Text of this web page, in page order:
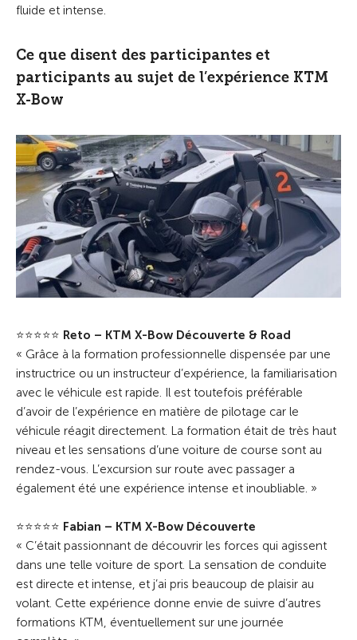
fluide et intense.
Ce que disent des participantes et
participants au sujet de l’expérience KTM
X-Bow
⭐⭐⭐⭐⭐ Reto – KTM X-Bow Découverte & Road
« Grâce à la formation professionnelle dispensée par une
instructrice ou un instructeur d’expérience, la familiarisation
avec le véhicule est rapide. Il est toutefois préférable
d’avoir de l’expérience en matière de pilotage car le
véhicule réagit directement. La formation était de très haut
niveau et les sensations d’une voiture de course sont au
rendez-vous. L’excursion sur route avec passager a
également été une expérience intense et inoubliable. »
⭐⭐⭐⭐⭐ Fabian – KTM X-Bow Découverte
« C’était passionnant de découvrir les forces qui agissent
dans une telle voiture de sport. La sensation de conduite
est directe et intense, et j’ai pris beaucoup de plaisir au
volant. Cette expérience donne envie de suivre d’autres
formations KTM, éventuellement sur une journée